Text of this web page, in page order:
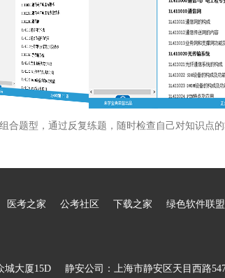
合题型，通过反复练题，随时检查自己对知识点
医考之家 公考社区 下载之家 绿色软件联盟
城大厦15D 静安公司：上海市静安区天目西路